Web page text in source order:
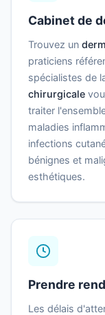
Cabinet de
Trouvez un
praticiens
spécialistes de
chirurgicale
traiter
maladies
infections
bénignes et
esthétiques.
Prendre
Les délais